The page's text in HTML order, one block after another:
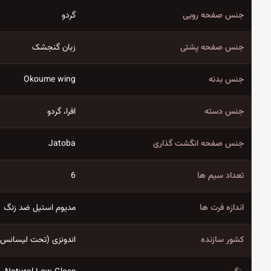
جنس صفحه رویی گردو
جنس صفحه پشتی زبان گنجشک
جنس بدنه Okoume wing
جنس دسته افرا، گردو
جنس صفحه انگشت گذاری Jatoba
تعداد سیم ها 6
اندازه فرت ها مدیوم استیل ضد زنگ
کشور سازنده اندونزی (تحت